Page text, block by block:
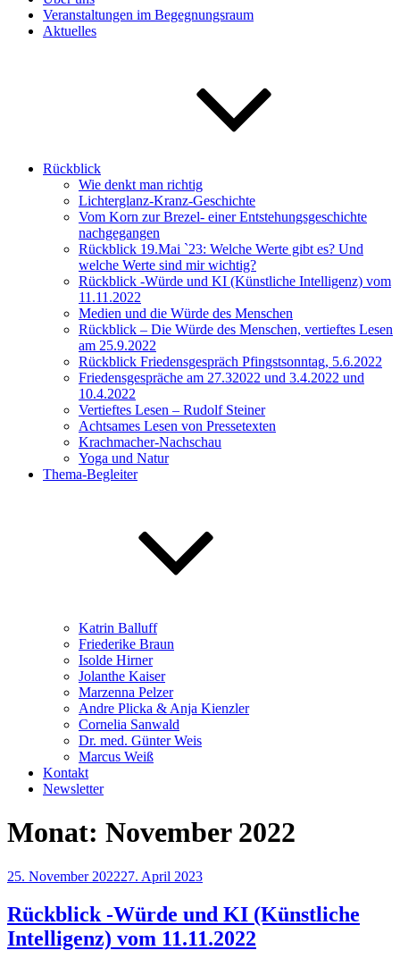
Veranstaltungen im Begegnungsraum
Aktuelles
Rückblick
Wie denkt man richtig
Lichterglanz-Kranz-Geschichte
Vom Korn zur Brezel- einer Entstehungsgeschichte
nachgegangen
Rückblick 19.Mai `23: Welche Werte gibt es? Und
welche Werte sind mir wichtig?
Rückblick -Würde und KI (Künstliche Intelligenz) vom
11.11.2022
Medien und die Würde des Menschen
Rückblick – Die Würde des Menschen, vertieftes Lesen
am 25.9.2022
Rückblick Friedensgespräch Pfingstsonntag, 5.6.2022
Friedensgespräche am 27.32022 und 3.4.2022 und
10.4.2022
Vertieftes Lesen – Rudolf Steiner
Achtsames Lesen von Pressetexten
Krachmacher-Nachschau
Yoga und Natur
Thema-Begleiter
Katrin Balluff
Friederike Braun
Isolde Hirner
Jolanthe Kaiser
Marzenna Pelzer
Andre Plicka & Anja Kienzler
Cornelia Sanwald
Dr. med. Günter Weis
Marcus Weiß
Kontakt
Newsletter
Monat: November 2022
Veröffentlicht
25. November 202227. April 2023
Rückblick -Würde und KI (Künstliche
Intelligenz) vom 11.11.2022